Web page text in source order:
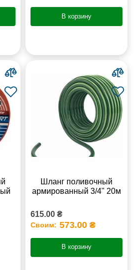
В корзину
Шланг поливочный
армированный 3/4" 20м
615.00 ₴
Своим: 573.00 ₴
В корзину